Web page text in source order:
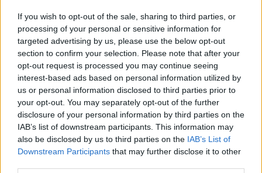
If you wish to opt-out of the sale, sharing to third parties, or
processing of your personal or sensitive information for
targeted advertising by us, please use the below opt-out
section to confirm your selection. Please note that after your
opt-out request is processed you may continue seeing
interest-based ads based on personal information utilized by
us or personal information disclosed to third parties prior to
your opt-out. You may separately opt-out of the further
disclosure of your personal information by third parties on the
IAB’s list of downstream participants. This information may
also be disclosed by us to third parties on the IAB’s List of
Downstream Participants that may further disclose it to other
Staran luetuimmat